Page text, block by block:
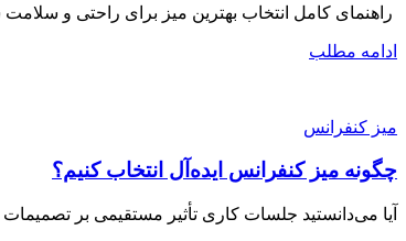
راهنمای کامل انتخاب بهترین میز برای راحتی و سلامت شما آیا
ادامه مطلب
میز کنفرانس
چگونه میز کنفرانس ایده‌آل انتخاب کنیم؟
آیا می‌دانستید جلسات کاری تأثیر مستقیمی بر